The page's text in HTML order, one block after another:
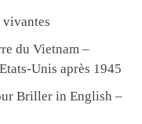
vivantes
du Vietnam –
Unis après 1945
Briller in English –